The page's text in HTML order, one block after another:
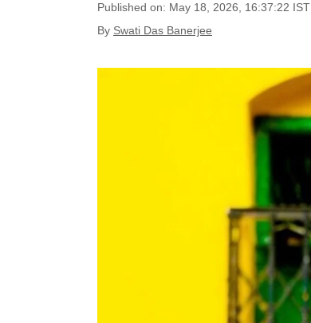
Published on: May 18, 2026, 16:37:22 IST
By Swati Das Banerjee